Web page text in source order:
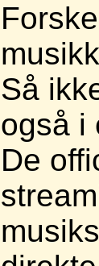
Så
også i
De